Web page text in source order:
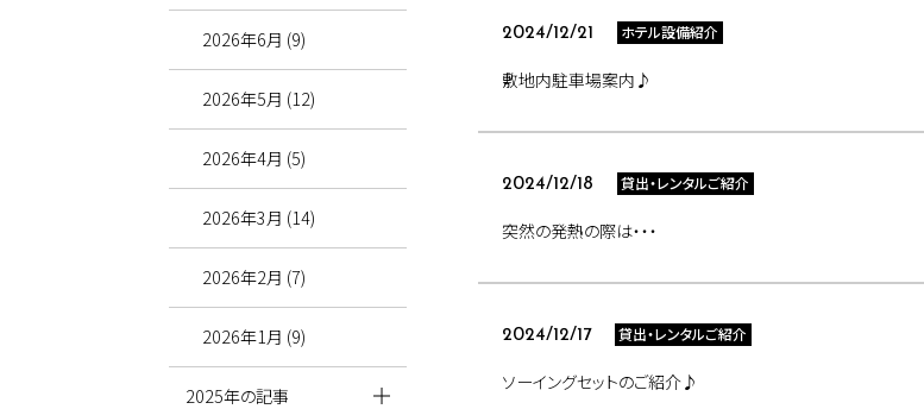
2024/12/21 ホテル設備紹介
敷地内駐車場案内♪
2024/12/18 貸出・レンタルご紹介
突然の発熱の際は・・・
2024/12/17 貸出・レンタルご紹介
ソーイングセットのご紹介♪
2026年6月 (9)
2026年5月 (12)
2026年4月 (5)
2026年3月 (14)
2026年2月 (7)
2026年1月 (9)
2025年の記事